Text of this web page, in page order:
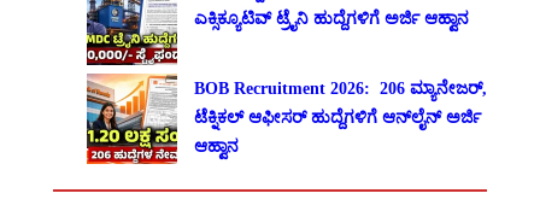
ಎಕ್ಸಿಕ್ಯೂಟಿವ್ ಟ್ರೈನಿ ಹುದ್ದೆಗಳಿಗೆ ಅರ್ಜಿ ಆಹ್ವಾನ
BOB Recruitment 2026: 206 ಮ್ಯಾನೇಜರ್,
ಟೆಕ್ನಿಕಲ್ ಆಫೀಸರ್ ಹುದ್ದೆಗಳಿಗೆ ಆನ್‌ಲೈನ್ ಅರ್ಜಿ
ಆಹ್ವಾನ